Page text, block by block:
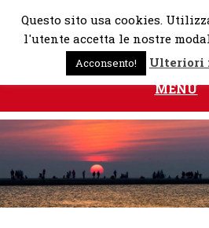
Skip
MENU
Questo sito usa cookies.
l'utente accetta le nostre
Acconsento! Ulteriori